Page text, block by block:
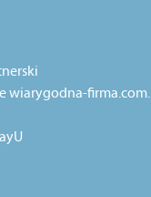
wiarygodna-